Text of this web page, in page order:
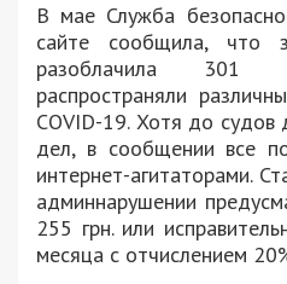
В мае Служба
сайте сообщила, что
разоблачила 301
распространяли
COVID-19. Хотя до
дел, в сообщении все
интернет-агитаторами.
админнарушении
255 грн. или
месяца с отчислением